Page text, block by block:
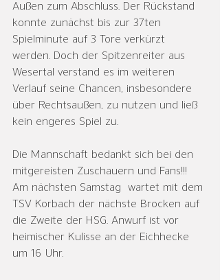
Außen zum Abschluss. Der Rückstand
konnte zunächst bis zur 37ten
Spielminute auf 3 Tore verkürzt
werden. Doch der Spitzenreiter aus
Wesertal verstand es im weiteren
Verlauf seine Chancen, insbesondere
über Rechtsaußen, zu nutzen und ließ
kein engeres Spiel zu.
Die Mannschaft bedankt sich bei den
mitgereisten Zuschauern und Fans!!!
Am nächsten Samstag  wartet mit dem
TSV Korbach der nächste Brocken auf
die Zweite der HSG. Anwurf ist vor
heimischer Kulisse an der Eichhecke
um 16 Uhr.